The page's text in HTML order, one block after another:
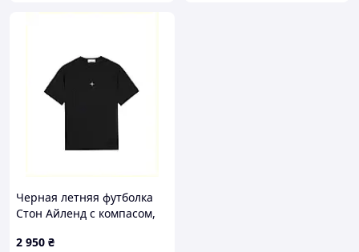
Черная летняя футболка
Стон Айленд с компасом,
2 950 ₴